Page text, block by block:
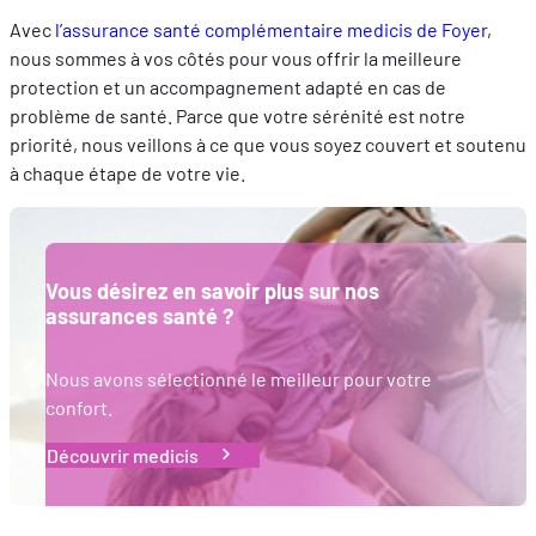
sociaux utilisés et vous permettre de visualiser du contenu
hébergé sur un site externe.
Avec l’assurance santé complémentaire medicis de Foyer,
nous sommes à vos côtés pour vous offrir la meilleure
protection et un accompagnement adapté en cas de
problème de santé. Parce que votre sérénité est notre
priorité, nous veillons à ce que vous soyez couvert et soutenu
à chaque étape de votre vie.
Vous désirez en savoir plus sur nos
assurances santé ?
Nous avons sélectionné le meilleur pour votre
confort.
Découvrir medicis